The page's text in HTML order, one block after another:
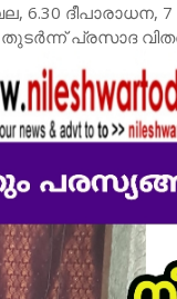
6.30
പ്രസാദ